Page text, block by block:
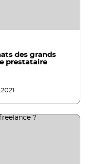
des grands
prestataire